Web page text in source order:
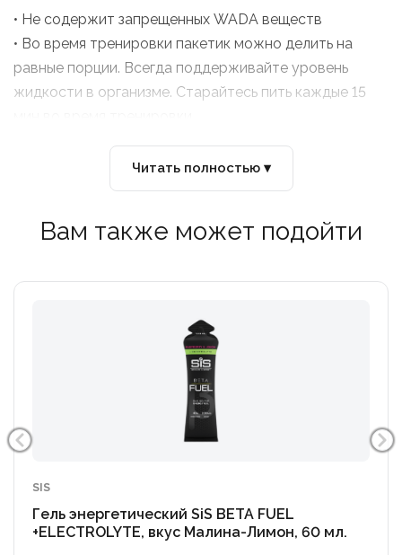
• Не содержит запрещенных WADA веществ
• Во время тренировки пакетик можно делить на
равные порции. Всегда поддерживайте уровень
жидкости в организме. Старайтесь пить каждые 15
Читать полностью ▾
Вам также может подойти
SIS
Гель энергетический SiS BETA FUEL
+ELECTROLYTE, вкус Малина-Лимон, 60 мл.